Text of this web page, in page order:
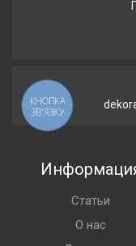
Статьи
О нас
КНОПКА
ЗВ'ЯЗКУ